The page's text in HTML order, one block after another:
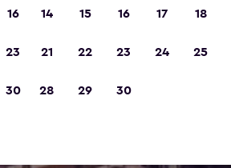
16
23
30
14 15 16 17 18
21 22 23 24 25
28 29 30